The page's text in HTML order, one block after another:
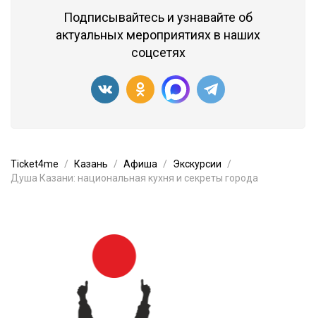
Подписывайтесь и узнавайте об
актуальных мероприятиях в наших
соцсетях
Ticket4me Казань Афиша
Экскурсии
Душа Казани: национальная кухня и секреты города